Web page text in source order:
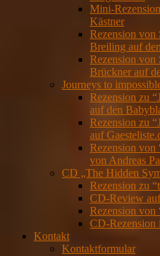
Mini-
Kästner
Rezension
Breiling auf
Rezension
Brückner auf
Journeys to
Rezension zu
auf den
Rezension zu
auf
Rezension von
von Andreas
CD „The Hidden
Rezension zu
CD-Review
Rezension von
CD-Rezension
Kontakt
Kontaktformular